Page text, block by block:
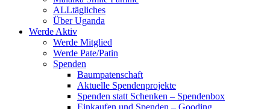
ALLtägliches
Über Uganda
Werde Aktiv
Werde Mitglied
Werde Pate/Patin
Spenden
Baumpatenschaft
Aktuelle Spendenprojekte
Spenden statt Schenken – Spendenbox
Einkaufen und Spenden – Gooding